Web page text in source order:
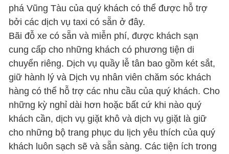
phá Vũng Tàu của quý khách có thể được hỗ trợ
bởi các dịch vụ taxi có sẵn ở đây.
Bãi đỗ xe có sẵn và miễn phí, được khách sạn
cung cấp cho những khách có phương tiện di
chuyển riêng. Dịch vụ quầy lễ tân bao gồm két sắt,
giữ hành lý và Dịch vụ nhân viên chăm sóc khách
hàng có thể hỗ trợ các nhu cầu của quý khách. Cho
những kỳ nghỉ dài hơn hoặc bất cứ khi nào quý
khách cần, dịch vụ giặt khô và dịch vụ giặt là giữ
cho những bộ trang phục du lịch yêu thích của quý
khách luôn sạch sẽ và sẵn sàng. Các tiện ích trong